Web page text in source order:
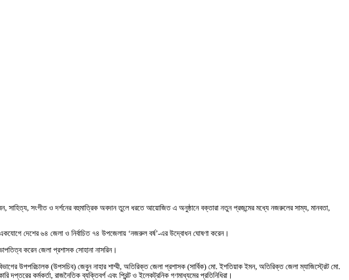
সাহিত্য, সংগীত ও দর্শনের বহুমাত্রিক অবদান তুলে ধরতে আয়োজিত এ অনুষ্ঠানে বক্তারা নতুন প্রজন্মের মধ্যে নজরুলের সাম্য, মানবতা,
একযোগে দেশের ৬৪ জেলা ও নির্বাচিত ৭৪ উপজেলায় ‘নজরুল বর্ষ’-এর উদ্বোধন ঘোষণা করেন।
করেন জেলা প্রশাসক সোহানা নাসরিন।
উপপরিচালক (উপসচিব) জেবুন নাহার শাম্মী, অতিরিক্ত জেলা প্রশাসক (সার্বিক) মো. ইশতিয়াক ইমন, অতিরিক্ত জেলা ম্যাজিস্ট্রেট মো.
কর্মকর্তা, রাজনৈতিক ব্যক্তিবর্গ এবং প্রিন্ট ও ইলেকট্রনিক গণমাধ্যমের প্রতিনিধিরা।